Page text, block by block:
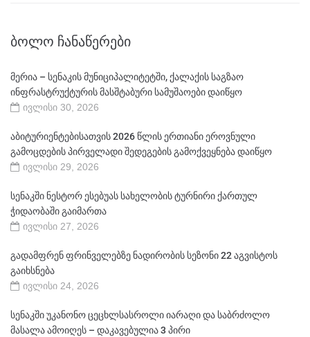
ᲑᲝᲚᲝ ᲩᲐᲜᲐᲬᲔᲠᲔᲑᲘ
მერია – სენაკის მუნიციპალიტეტში, ქალაქის საგზაო
ინფრასტრუქტურის მასშტაბური სამუშაოები დაიწყო
ივლისი 30, 2026
აბიტურიენტებისათვის 2026 წლის ერთიანი ეროვნული
გამოცდების პირველადი შედეგების გამოქვეყნება დაიწყო
ივლისი 29, 2026
სენაკში ნესტორ ესებუას სახელობის ტურნირი ქართულ
ჭიდაობაში გაიმართა
ივლისი 27, 2026
გადამფრენ ფრინველებზე ნადირობის სეზონი 22 აგვისტოს
გაიხსნება
ივლისი 24, 2026
სენაკში უკანონო ცეცხლსასროლი იარაღი და საბრძოლო
მასალა ამოიღეს – დაკავებულია 3 პირი